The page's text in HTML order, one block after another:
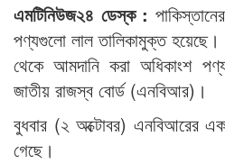
এমটিনিউজ২৪ ডেস্ক :
পণ্যগুলো লাল তালিকামুক্ত
থেকে আমদানি করা অধিকাংশ
জাতীয় রাজস্ব বোর্ড (এনবিআর)।
বুধবার (২ অক্টোবর) এনবিআরের
গেছে।